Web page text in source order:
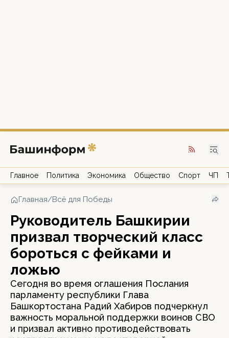
Главное Политика Экономика Общество Спорт ЧП
Главная/Всё для Победы
Руководитель Башкирии
призвал творческий класс
бороться с фейками и
ложью
Сегодня во время оглашения Послания
парламенту республики Глава
Башкортостана Радий Хабиров подчеркнул
важность моральной поддержки воинов СВО
и призвал активно противодействовать